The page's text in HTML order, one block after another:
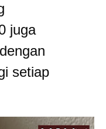
juga
setiap